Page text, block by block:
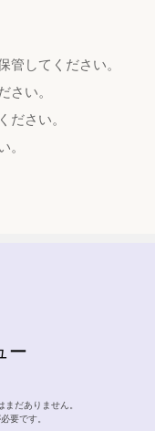
管してください。
さい。
ださい。
。
ー
だありません。
要です。